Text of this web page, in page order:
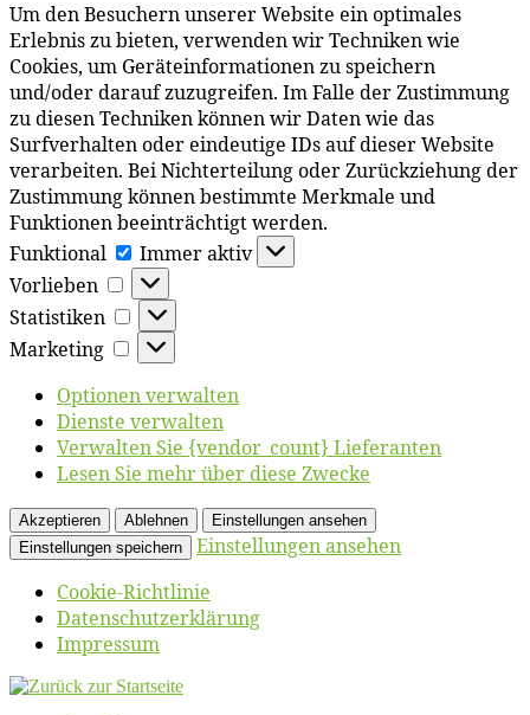
Um den Besuchern unserer Website ein optimales
Erlebnis zu bieten, verwenden wir Techniken wie
Cookies, um Geräteinformationen zu speichern
und/oder darauf zuzugreifen. Im Falle der Zustimmung
zu diesen Techniken können wir Daten wie das
Surfverhalten oder eindeutige IDs auf dieser Website
verarbeiten. Bei Nichterteilung oder Zurückziehung der
Zustimmung können bestimmte Merkmale und
Funktionen beeinträchtigt werden.
Funktional
Funktional
Immer aktiv
Vorlieben
Vorlieben
Statistiken
Statistiken
Marketing
Marketing
Optionen verwalten
Dienste verwalten
Verwalten Sie {vendor_count} Lieferanten
Lesen Sie mehr über diese Zwecke
Akzeptieren Ablehnen
Einstellungen ansehen
Einstellungen speichern
Einstellungen ansehen
Coo­kie-Richt­li­nie
Daten­schutz­er­klä­rung
Im­pres­sum
Zum